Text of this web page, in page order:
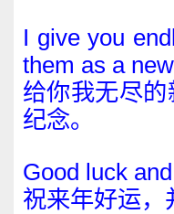
I give you
them as a
给你我无尽
纪念。
Good luck
祝来年好运，